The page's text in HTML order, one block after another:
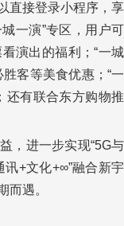
直接登录小程序，享
一演”专区，用户可
演出的福利；“一城
客等美食优惠；“一
还有联合东方购物推
，进一步实现“5G与
讯+文化+∞”融合新宇
而遇。